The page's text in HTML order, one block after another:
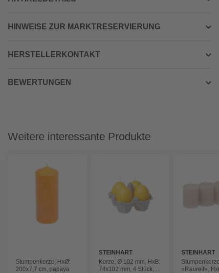
HINWEISE ZUR MARKTRESERVIERUNG
HERSTELLERKONTAKT
BEWERTUNGEN
Weitere interessante Produkte
Stumpenkerze, HxØ:
200x7,7 cm, papaya
STEINHART
Kerze, Ø 102 mm, HxB:
74x102 mm, 4 Stück,
STEINHART
»Raureif«,